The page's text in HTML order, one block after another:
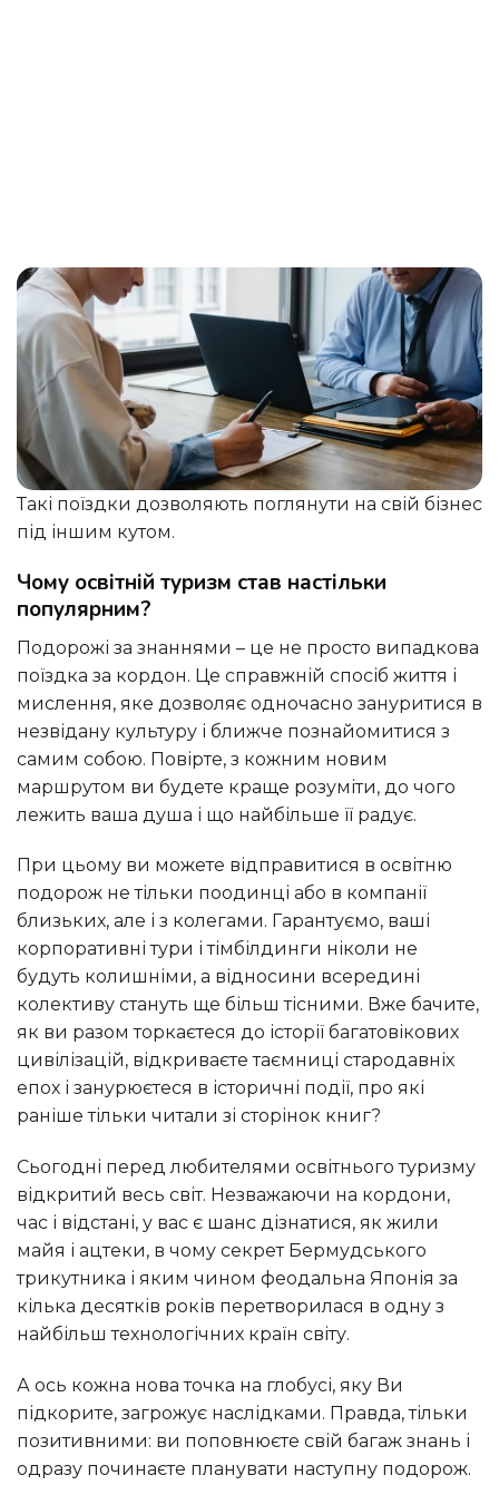
Такі поїздки дозволяють поглянути на свій бізнес
під іншим кутом.
Чому освітній туризм став настільки
популярним?
Подорожі за знаннями – це не просто випадкова
поїздка за кордон. Це справжній спосіб життя і
мислення, яке дозволяє одночасно зануритися в
незвідану культуру і ближче познайомитися з
самим собою. Повірте, з кожним новим
маршрутом ви будете краще розуміти, до чого
лежить ваша душа і що найбільше її радує.
При цьому ви можете відправитися в освітню
подорож не тільки поодинці або в компанії
близьких, але і з колегами. Гарантуємо, ваші
корпоративні тури і тімбілдинги ніколи не
будуть колишніми, а відносини всередині
колективу стануть ще більш тісними. Вже бачите,
як ви разом торкаєтеся до історії багатовікових
цивілізацій, відкриваєте таємниці стародавніх
епох і занурюєтеся в історичні події, про які
раніше тільки читали зі сторінок книг?
Сьогодні перед любителями освітнього туризму
відкритий весь світ. Незважаючи на кордони,
час і відстані, у вас є шанс дізнатися, як жили
майя і ацтеки, в чому секрет Бермудського
трикутника і яким чином феодальна Японія за
кілька десятків років перетворилася в одну з
найбільш технологічних країн світу.
А ось кожна нова точка на глобусі, яку Ви
підкорите, загрожує наслідками. Правда, тільки
позитивними: ви поповнюєте свій багаж знань і
одразу починаєте планувати наступну подорож.